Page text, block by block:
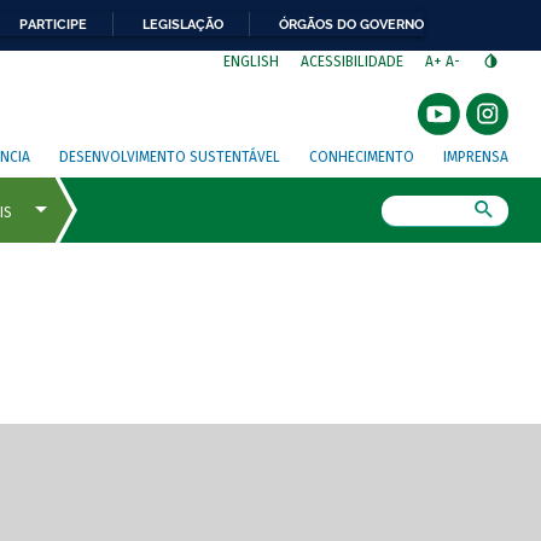
PARTICIPE LEGISLAÇÃO ÓRGÃOS DO GOVERNO
ENGLISH ACESSIBILIDADE A+ A-
DESENVOLVIMENTO SUSTENTÁVEL CONHECIMENTO IMPRENSA
de tela